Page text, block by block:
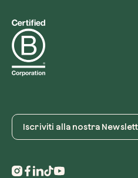
Iscriviti alla nostra